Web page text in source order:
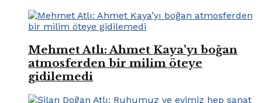
Mehmet Atlı: Ahmet Kaya’yı boğan
atmosferden bir milim öteye
gidilemedi